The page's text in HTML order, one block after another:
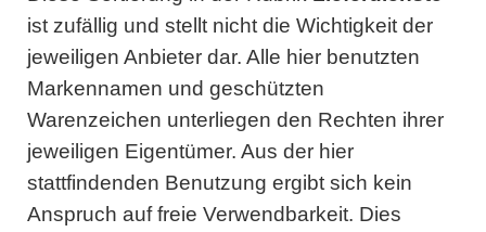
ist zufällig und stellt nicht die Wichtigkeit der
jeweiligen Anbieter dar. Alle hier benutzten
Markennamen und geschützten
Warenzeichen unterliegen den Rechten ihrer
jeweiligen Eigentümer. Aus der hier
stattfindenden Benutzung ergibt sich kein
Anspruch auf freie Verwendbarkeit. Dies